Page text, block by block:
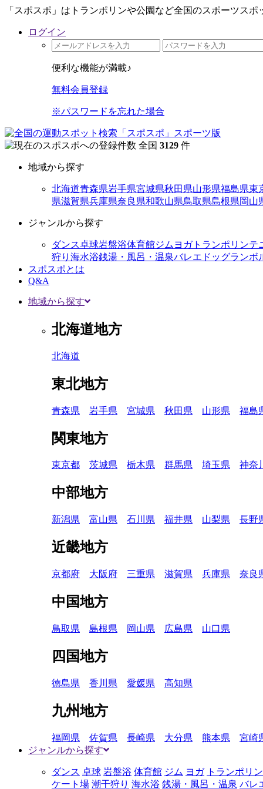
「スポスポ」はトランポリンや公園など全国のスポーツス
ログイン
便利な機能が満載♪
無料会員登録
※パスワードを忘れた場合
全国 3129 件
地域から探す
北海道青森県岩手県宮城県秋田県山形県福島県東
県滋賀県兵庫県奈良県和歌山県鳥取県島根県岡山
ジャンルから探す
ダンス卓球岩盤浴体育館ジム ヨガトランポリンテ
狩り 海水浴銭湯・風呂・温泉バレエ ドッグランボ
スポスポとは
Q&A
地域から探す
北海道地方
北海道
東北地方
青森県 岩手県 宮城県 秋田県 山形県 福島
関東地方
東京都 茨城県 栃木県 群馬県 埼玉県 神奈
中部地方
新潟県 富山県 石川県 福井県 山梨県 長野
近畿地方
京都府 大阪府 三重県 滋賀県 兵庫県 奈良
中国地方
鳥取県 島根県 岡山県 広島県 山口県
四国地方
徳島県 香川県 愛媛県 高知県
九州地方
福岡県 佐賀県 長崎県 大分県 熊本県 宮崎
ジャンルから探す
ダンス 卓球 岩盤浴 体育館 ジム ヨガ トランポリン
ケート場 潮干狩り 海水浴 銭湯・風呂・温泉 バレ